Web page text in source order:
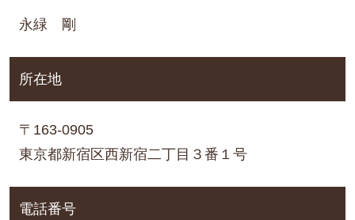
永緑 剛
所在地
〒163-0905
東京都新宿区西新宿二丁目３番１号
電話番号